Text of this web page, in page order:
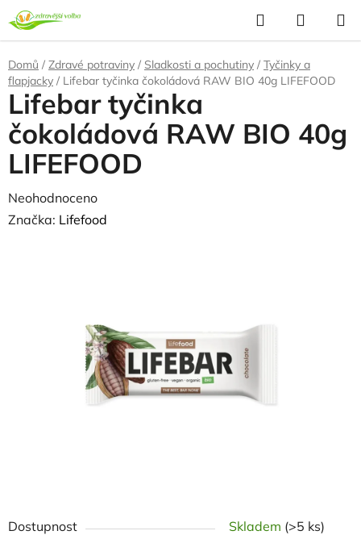
Přejít
na
obsah
Hledat
KOŠÍK
Domů / Zdravé potraviny / Sladkosti a pochutiny / Tyčinky a
flapjacky / Lifebar tyčinka čokoládová RAW BIO 40g LIFEFOOD
Dostupnost Skladem (>5 ks)
Lifebar tyčinka
čokoládová RAW BIO 40g
LIFEFOOD
Průměrné
hodnocení
Neohodnoceno
Značka: Lifefood